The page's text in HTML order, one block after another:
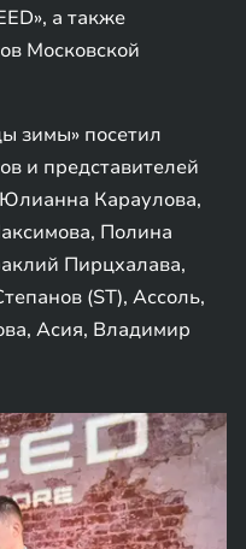
а также
Московской
зимы» посетил
и представителей
Караулова,
Полина
Пирцхалава,
(ST), Ассоль,
Асия, Владимир